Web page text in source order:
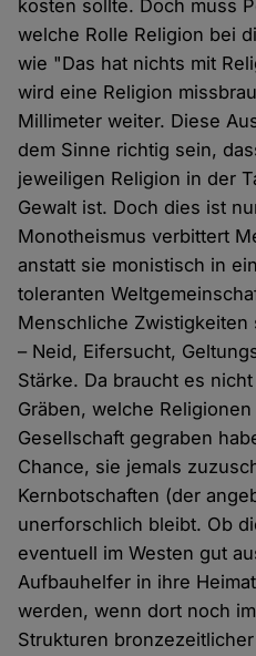
kosten sollte. Doch muss
welche Rolle Religion bei
wie "Das hat nichts mit
wird eine Religion
Millimeter weiter. Diese
dem Sinne richtig sein,
jeweiligen Religion in der
Gewalt ist. Doch dies ist
Monotheismus verbittert
anstatt sie monistisch in
toleranten
Menschliche
– Neid, Eifersucht,
Stärke. Da braucht es
Gräben, welche
Gesellschaft gegraben
Chance, sie jemals
Kernbotschaften (der
unerforschlich bleibt. Ob
eventuell im Westen gut
Aufbauhelfer in ihre
werden, wenn dort noch
Strukturen